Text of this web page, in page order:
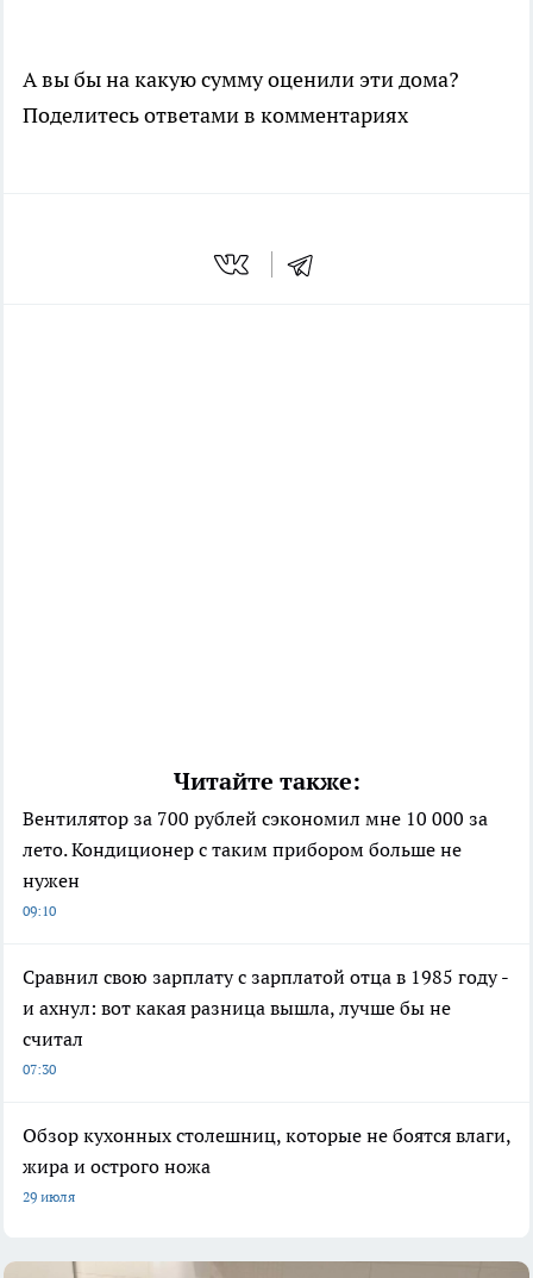
А вы бы на какую сумму оценили эти дома?
Поделитесь ответами в комментариях
Читайте также:
Вентилятор за 700 рублей сэкономил мне 10 000 за
лето. Кондиционер с таким прибором больше не
нужен
09:10
Сравнил свою зарплату с зарплатой отца в 1985 году -
и ахнул: вот какая разница вышла, лучше бы не
считал
07:30
Обзор кухонных столешниц, которые не боятся влаги,
жира и острого ножа
29 июля